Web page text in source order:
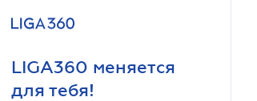
LIGA360 меняется
для тебя!